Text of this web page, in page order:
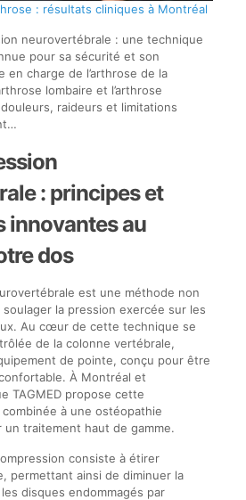
: résultats cliniques à Montréal
neurovertébrale : une technique
pour sa sécurité et son
en charge de l’arthrose de la
lombaire et l’arthrose
raideurs et limitations
: principes et
innovantes au
dos
est une méthode non
la pression exercée sur les
Au cœur de cette technique se
de la colonne vertébrale,
de pointe, conçu pour être
À Montréal et
TAGMED propose cette
à une ostéopathie
traitement haut de gamme.
consiste à étirer
permettant ainsi de diminuer la
disques endommagés par